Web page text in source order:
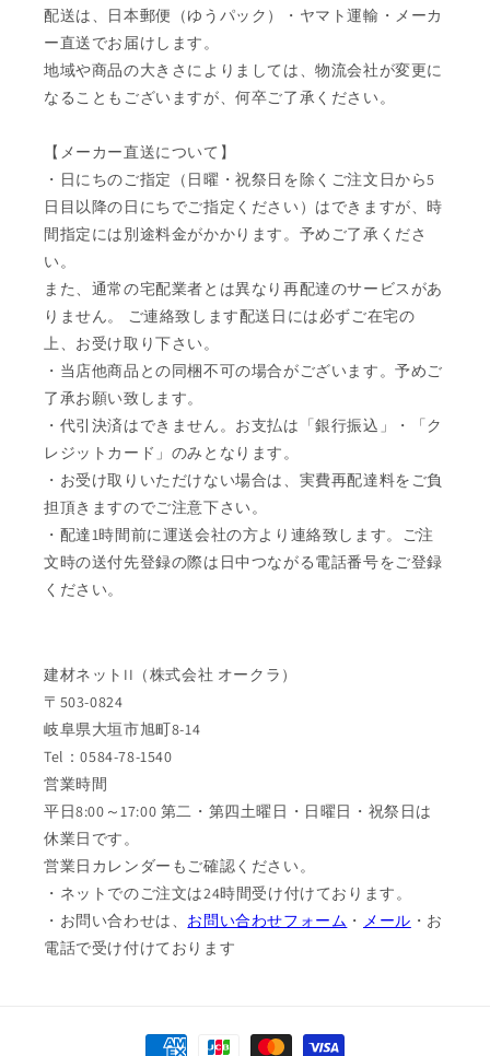
配送は、日本郵便（ゆうパック）・ヤマト運輸・メーカ
ー直送でお届けします。
地域や商品の大きさによりましては、物流会社が変更に
なることもございますが、何卒ご了承ください。
【メーカー直送について】
・日にちのご指定（日曜・祝祭日を除くご注文日から5
日目以降の日にちでご指定ください）はできますが、時
間指定には別途料金がかかります。予めご了承くださ
い。
また、通常の宅配業者とは異なり再配達のサービスがあ
りません。 ご連絡致します配送日には必ずご在宅の
上、お受け取り下さい。
・当店他商品との同梱不可の場合がございます。予めご
了承お願い致します。
・代引決済はできません。お支払は「銀行振込」・「ク
レジットカード」のみとなります。
・お受け取りいただけない場合は、実費再配達料をご負
担頂きますのでご注意下さい。
・配達1時間前に運送会社の方より連絡致します。ご注
文時の送付先登録の際は日中つながる電話番号をご登録
ください。
建材ネットII（株式会社 オークラ）
〒503-0824
岐阜県大垣市旭町8-14
Tel：0584-78-1540
営業時間
平日8:00～17:00 第二・第四土曜日・日曜日・祝祭日は
休業日です。
営業日カレンダーもご確認ください。
・ネットでのご注文は24時間受け付けております。
・お問い合わせは、 お問い合わせフォーム ・ メール ・お
電話で受け付けております
決